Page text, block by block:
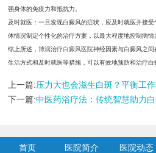
强身体的免疫力和抵抗力。
及时就医：一旦发现白癜风的症状，应及时就医并接
体情况制定个性化的治疗方案，以最大程度地控制病情
综上所述，博润治疗白癜风医院神经因素与白癜风之
生活方式和及时就医等措施，可以有效地预防和治疗白
上一篇:压力大也会滋生白斑？平衡工
下一篇:中医药浴疗法：传统智慧助力
首页 医院简介 医院动态